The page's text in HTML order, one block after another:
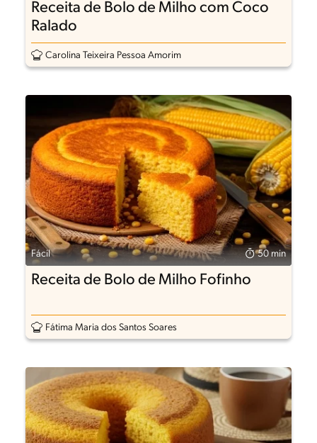
Receita de Bolo de Milho com Coco
Ralado
Carolina Teixeira Pessoa Amorim
Fácil 50 min
Receita de Bolo de Milho Fofinho
Fátima Maria dos Santos Soares